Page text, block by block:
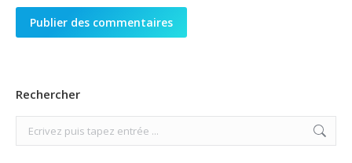
Publier des commentaires
Rechercher
Search: